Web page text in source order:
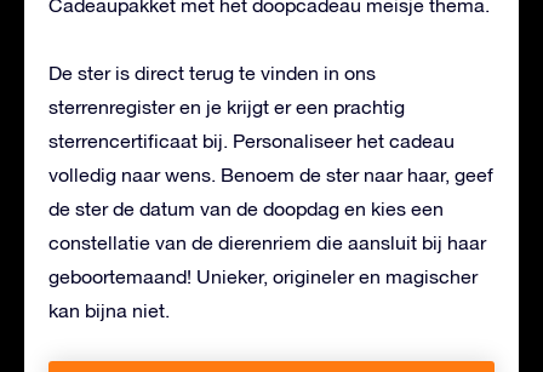
Cadeaupakket met het doopcadeau meisje thema.
De ster is direct terug te vinden in ons
sterrenregister en je krijgt er een prachtig
sterrencertificaat bij. Personaliseer het cadeau
volledig naar wens. Benoem de ster naar haar, geef
de ster de datum van de doopdag en kies een
constellatie van de dierenriem die aansluit bij haar
geboortemaand! Unieker, origineler en magischer
kan bijna niet.